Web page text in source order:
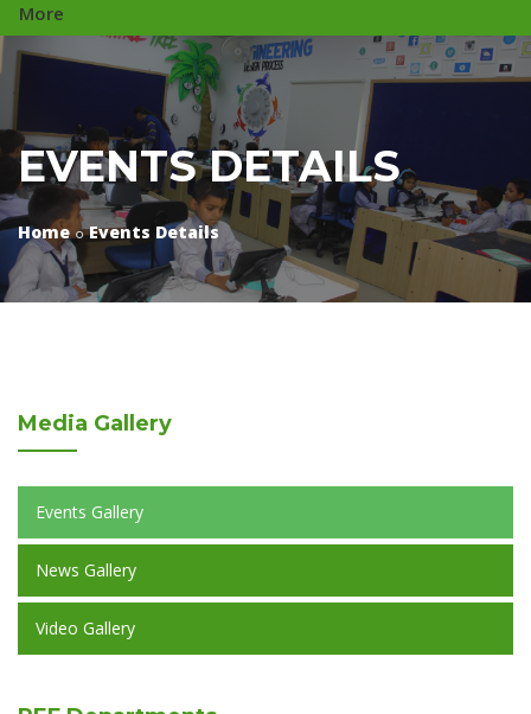
More
EVENTS DETAILS
Home Events Details
Media Gallery
Events Gallery
News Gallery
Video Gallery